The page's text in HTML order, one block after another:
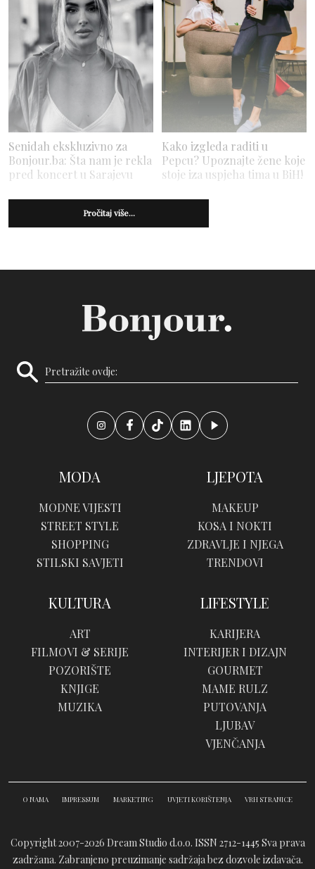
Senidah ekskluzivno za
Bonjour.ba: Šta nam je rekla
pred koncert u Sarajevu
Kako izgleda raditi u
Pepcu? Upoznajte žene koje
stoje iza uspjeha tima u BiH!
Pročitaj više...
MODA
MODNE VIJESTI
STREET STYLE
SHOPPING
STILSKI SAVJETI
LJEPOTA
MAKEUP
KOSA I NOKTI
ZDRAVLJE I NJEGA
TRENDOVI
KULTURA
ART
FILMOVI & SERIJE
POZORIŠTE
KNJIGE
MUZIKA
LIFESTYLE
KARIJERA
INTERIJER I DIZAJN
GOURMET
MAME RULZ
PUTOVANJA
LJUBAV
VJENČANJA
O NAMA IMPRESSUM MARKETING UVJETI KORIŠTENJA VRH STRANICE
Copyright 2007-2026 Dream Studio d.o.o. ISSN 2712-1445 Sva prava
zadržana. Zabranjeno preuzimanje sadržaja bez dozvole izdavača.